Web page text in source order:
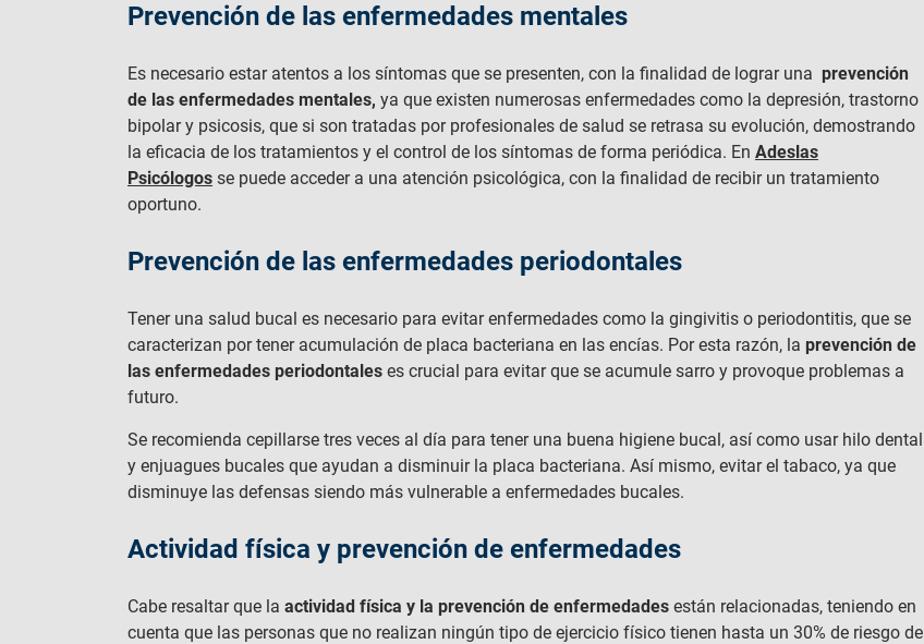
Prevención de las enfermedades mentales
Es necesario estar atentos a los síntomas que se presenten, con la finalidad de lograr una prevención
de las enfermedades mentales, ya que existen numerosas enfermedades como la depresión, trastorno
bipolar y psicosis, que si son tratadas por profesionales de salud se retrasa su evolución, demostrando
la eficacia de los tratamientos y el control de los síntomas de forma periódica. En Adeslas
Psicólogos se puede acceder a una atención psicológica, con la finalidad de recibir un tratamiento
oportuno.
Prevención de las enfermedades periodontales
Tener una salud bucal es necesario para evitar enfermedades como la gingivitis o periodontitis, que se
caracterizan por tener acumulación de placa bacteriana en las encías. Por esta razón, la prevención de
las enfermedades periodontales es crucial para evitar que se acumule sarro y provoque problemas a
futuro.
Se recomienda cepillarse tres veces al día para tener una buena higiene bucal, así como usar hilo dental
y enjuagues bucales que ayudan a disminuir la placa bacteriana. Así mismo, evitar el tabaco, ya que
disminuye las defensas siendo más vulnerable a enfermedades bucales.
Actividad física y prevención de enfermedades
Cabe resaltar que la actividad física y la prevención de enfermedades están relacionadas, teniendo en
cuenta que las personas que no realizan ningún tipo de ejercicio físico tienen hasta un 30% de riesgo de